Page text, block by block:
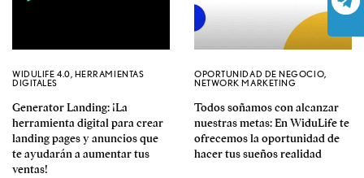
WIDULIFE 4.0, HERRAMIENTAS
DIGITALES
Generator Landing: ¡La
herramienta digital para crear
landing pages y anuncios que
te ayudarán a aumentar tus
ventas!
OPORTUNIDAD DE NEGOCIO,
NETWORK MARKETING
Todos soñamos con alcanzar
nuestras metas: En WiduLife te
ofrecemos la oportunidad de
hacer tus sueños realidad